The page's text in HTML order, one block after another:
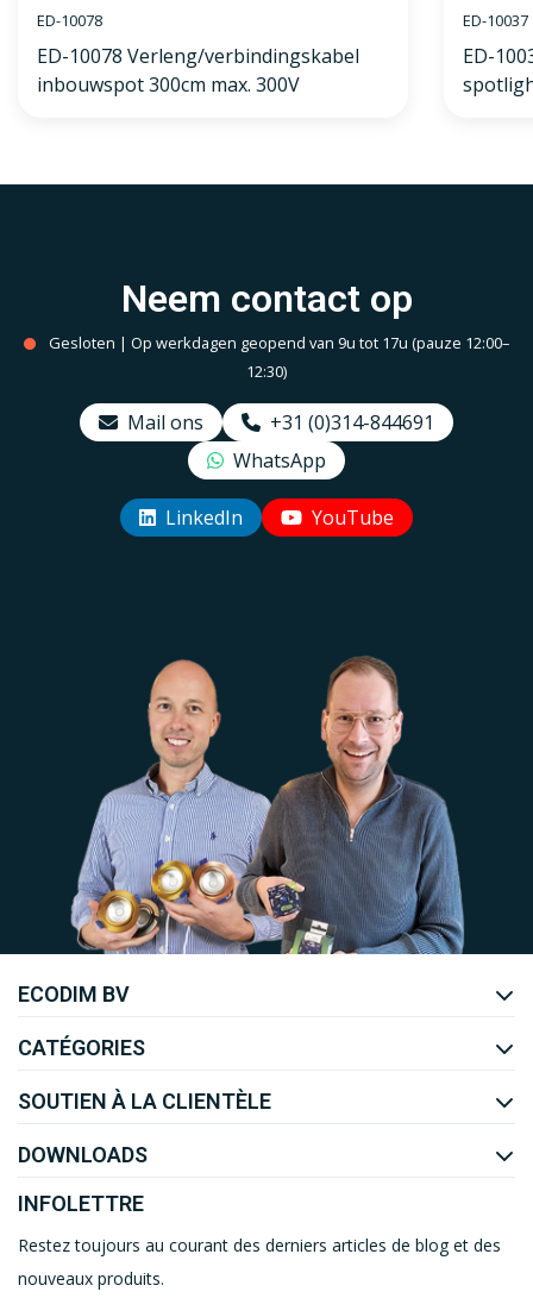
ED-10078
ED-10078 Verleng/verbindingskabel
inbouwspot 300cm max. 300V
ED-10037
ED-
Neem contact op
Gesloten | Op werkdagen geopend van 9u tot 17u (pauze 12:00–
12:30)
Mail ons
+31 (0)314-844691
WhatsApp
LinkedIn YouTube
Uw EcoDim team
ECODIM BV
CATÉGORIES
SOUTIEN À LA CLIENTÈLE
DOWNLOADS
INFOLETTRE
Restez toujours au courant des derniers articles de blog et des
nouveaux produits.